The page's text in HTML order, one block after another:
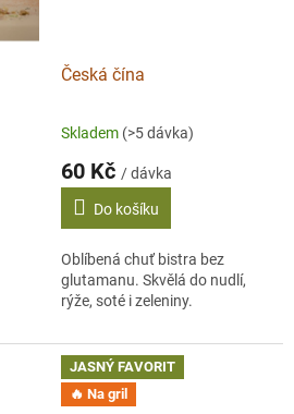
Česká čína
Skladem (>5 dávka)
60 Kč / dávka
Do košíku
Oblíbená chuť bistra bez
glutamanu. Skvělá do nudlí,
rýže, soté i zeleniny.
JASNÝ FAVORIT
🔥 Na gril